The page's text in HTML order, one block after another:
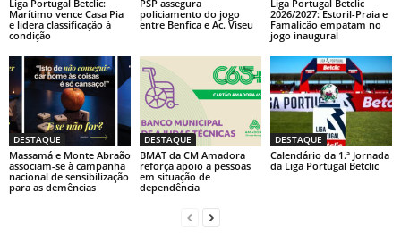
Liga Portugal Betclic:
Marítimo vence Casa Pia
e lidera classificação à
condição
PSP assegura
policiamento do jogo
entre Benfica e Ac. Viseu
Liga Portugal Betclic
2026/2027: Estoril-Praia e
Famalicão empatam no
jogo inaugural
DESTAQUE
Massamá e Monte Abraão
associam-se à campanha
nacional de sensibilização
para as demências
DESTAQUE
BMAT da CM Amadora
reforça apoio a pessoas
em situação de
dependência
DESTAQUE
Calendário da 1.ª Jornada
da Liga Portugal Betclic